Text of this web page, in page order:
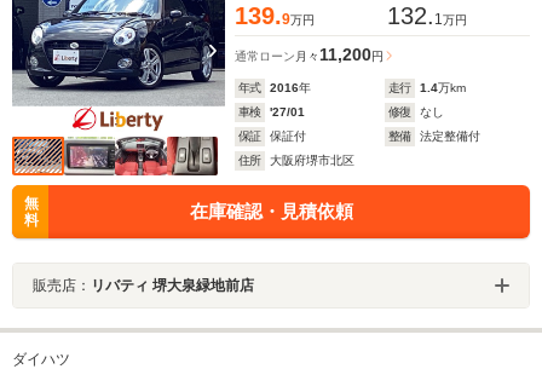
139.9万円 132. 1 万円
通常ローン 月々 11,200円
年式 2016年 走行 1.4万km
車検
'27/01 修復
なし
保証
保証付 整備
法定整備付
住所
大阪府堺市北区
無
料
在庫確認・見積依頼
販売店： リバティ 堺大泉緑地前店
ダイハツ